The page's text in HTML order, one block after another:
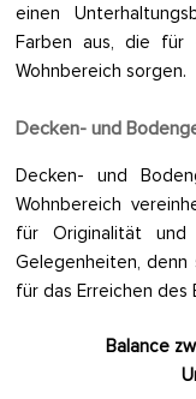
einen
Farben aus, die für
Wohnbereich sorgen.
Decken- und
Decken- und
Wohnbereich
für Originalität und
Gelegenheiten,
für das Erreichen des
Balance